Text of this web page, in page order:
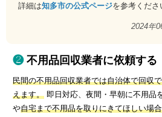
詳細は知多市の公式ページを参考くださ
2024年
不用品回収業者に依頼する
民間の不用品回収業者では自治体で回収
えます。即日対応、夜間・早朝に不用品
や自宅まで不用品を取りにきてほしい場